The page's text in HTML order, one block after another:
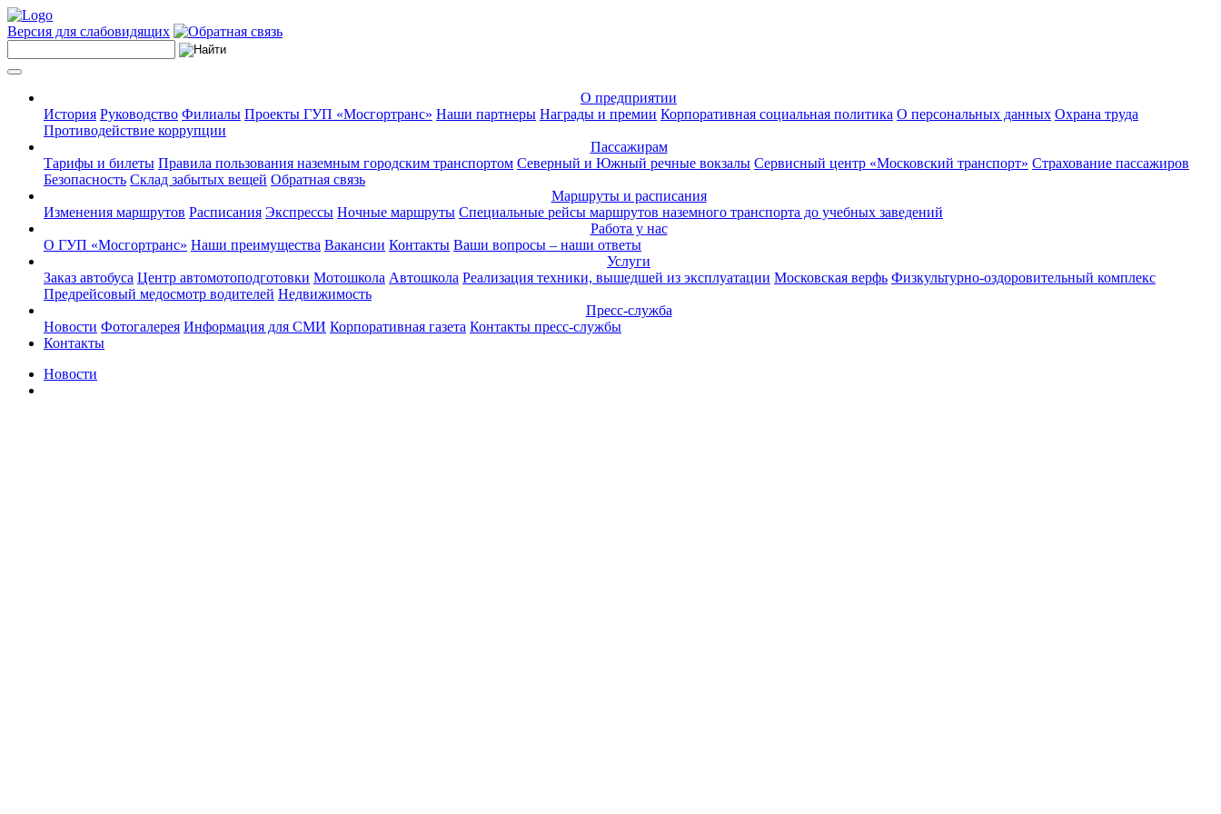
Версия для слабовидящих
О предприятии
История Руководство Филиалы Проекты ГУП «Мосгортранс» Наши партнеры Награды и премии Корпоративная социальная политика О персональных данных Охрана труда
Противодействие коррупции
Пассажирам
Тарифы и билеты Правила пользования наземным городским транспортом Северный и Южный речные вокзалы Сервисный центр «Московский транспорт» Страхование пассажиров
Безопасность Склад забытых вещей Обратная связь
Маршруты и расписания
Изменения маршрутов Расписания Экспрессы Ночные маршруты Специальные рейсы маршрутов наземного транспорта до учебных заведений
Работа у нас
О ГУП «Мосгортранс» Наши преимущества Вакансии Контакты Ваши вопросы – наши ответы
Услуги
Заказ автобуса Центр автомотоподготовки Мотошкола Автошкола Реализация техники, вышедшей из эксплуатации Московская верфь Физкультурно-оздоровительный комплекс
Предрейсовый медосмотр водителей Недвижимость
Пресс-служба
Новости Фотогалерея Информация для СМИ Корпоративная газета Контакты пресс-службы
Контакты
Новости